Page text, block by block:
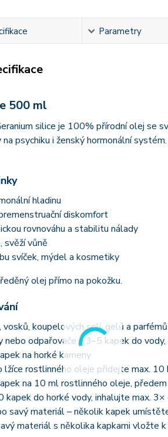
Parametry
500 ml
silice je 100% přírodní olej se
na psychiku i ženský hormonální
hladinu
diskomfort
rovnováhu a stabilitu nálady
svěží vůně
svíček, mýdel a kosmetiky
olej přímo na pokožku.
vosků, koupelových solí, gelů a parfémů
nebo odpařovače – 3–5 kapek do
na horké kameny
lžíce rostlinného oleje přidejte max.
na 10 ml rostlinného oleje,
kapek do horké vody, inhalujte max.
savý materiál – několik kapek
materiál s několika kapkami vložte